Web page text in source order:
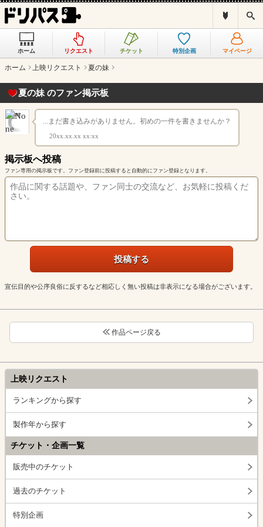
ス
と
ホーム リクエスト チケット 特別企画 マイページ
ホーム 上映リクエスト 夏の妹
夏の妹 のファン掲示板
...まだ書き込みがありません。初めの一件を書きませんか？
20xx.xx.xx xx:xx
掲示板へ投稿
ファン専用の掲示板です。ファン登録前に投稿すると自動的にファン登録となります。
宣伝目的や公序良俗に反するなど相応しく無い投稿は非表示になる場合がございます。
作品ページ戻る
上映リクエスト
ランキングから探す
製作年から探す
チケット・企画一覧
販売中のチケット
過去のチケット
特別企画